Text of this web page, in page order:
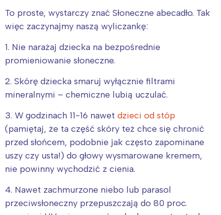
To proste, wystarczy znać Słoneczne abecadło. Tak
więc zaczynajmy naszą wyliczankę:
1. Nie narażaj dziecka na bezpośrednie
promieniowanie słoneczne.
2. Skórę dziecka smaruj wyłącznie filtrami
mineralnymi – chemiczne lubią uczulać.
3. W godzinach 11-16 nawet dzieci od stóp
(pamiętaj, że ta część skóry też chce się chronić
przed słońcem, podobnie jak często zapominane
uszy czy usta!) do głowy wysmarowane kremem,
nie powinny wychodzić z cienia.
4. Nawet zachmurzone niebo lub parasol
przeciwsłoneczny przepuszczają do 80 proc.